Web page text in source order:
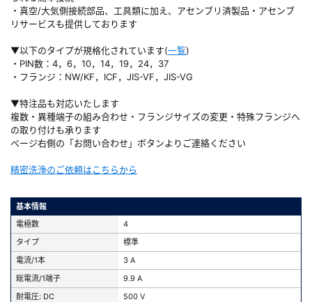
・真空/大気側接続部品、工具類に加え、アセンブリ済製品・アセンブ
リサービスも提供しております
▼以下のタイプが規格化されています(一覧)
・PIN数：4，6，10，14，19，24，37
・フランジ：NW/KF，ICF，JIS-VF，JIS-VG
▼特注品も対応いたします
複数・異種端子の組み合わせ・フランジサイズの変更・特殊フランジへ
の取り付けも承ります
ページ右側の「お問い合わせ」ボタンよりご連絡ください
精密洗浄のご依頼はこちらから
基本情報
電極数
4
タイプ
標準
電流/1本
3 A
総電流/1端子
9.9 A
耐電圧: DC
500 V